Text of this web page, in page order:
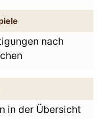
nach
in der Übersicht